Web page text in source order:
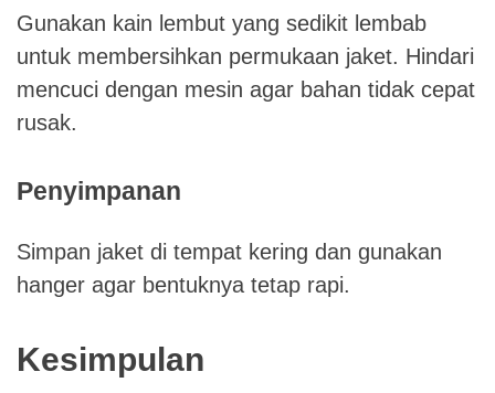
Gunakan kain lembut yang sedikit lembab
untuk membersihkan permukaan jaket. Hindari
mencuci dengan mesin agar bahan tidak cepat
rusak.
Penyimpanan
Simpan jaket di tempat kering dan gunakan
hanger agar bentuknya tetap rapi.
Kesimpulan